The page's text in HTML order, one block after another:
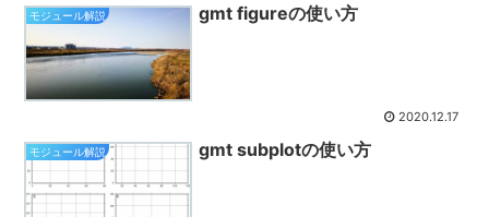
モジュール解説 gmt figureの使い方
2020.12.17
モジュール解説 gmt subplotの使い方